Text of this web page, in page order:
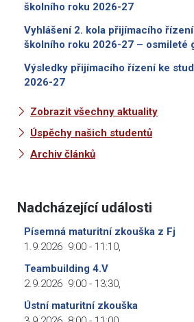
školního roku 2026-27
Vyhlášení 2. kola přijímacího
školního roku 2026-27 – osmileté
Výsledky přijímacího řízení ke
2026-27
Zobrazit všechny aktuality
Úspěchy našich studentů
Archiv článků
Nadcházející události
Písemná maturitní zkouška z Fj
1.9.2026 9:00 - 11:10,
Teambuilding 4.V
2.9.2026 9:00 - 13:30,
Ústní maturitní zkouška